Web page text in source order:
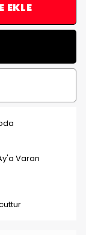
EKLE
Varan